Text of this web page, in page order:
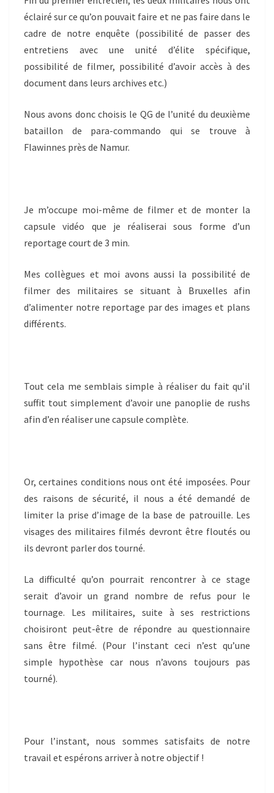
éclairé sur ce qu’on pouvait faire et ne pas faire dans le
cadre de notre enquête (possibilité de passer des
entretiens avec une unité d’élite spécifique,
possibilité de filmer, possibilité d’avoir accès à des
document dans leurs archives etc.)
Nous avons donc choisis le QG de l’unité du deuxième
bataillon de para-commando qui se trouve à
Flawinnes près de Namur.
Je m’occupe moi-même de filmer et de monter la
capsule vidéo que je réaliserai sous forme d’un
reportage court de 3 min.
Mes collègues et moi avons aussi la possibilité de
filmer des militaires se situant à Bruxelles afin
d’alimenter notre reportage par des images et plans
différents.
Tout cela me semblais simple à réaliser du fait qu’il
suffit tout simplement d’avoir une panoplie de rushs
afin d’en réaliser une capsule complète.
Or, certaines conditions nous ont été imposées. Pour
des raisons de sécurité, il nous a été demandé de
limiter la prise d’image de la base de patrouille. Les
visages des militaires filmés devront être floutés ou
ils devront parler dos tourné.
La difficulté qu’on pourrait rencontrer à ce stage
serait d’avoir un grand nombre de refus pour le
tournage. Les militaires, suite à ses restrictions
choisiront peut-être de répondre au questionnaire
sans être filmé. (Pour l’instant ceci n’est qu’une
simple hypothèse car nous n’avons toujours pas
tourné).
Pour l’instant, nous sommes satisfaits de notre
travail et espérons arriver à notre objectif !